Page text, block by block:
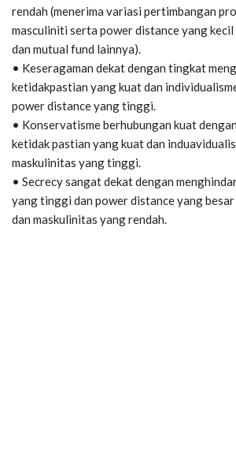
rendah (menerima variasi pertimbangan
masculiniti serta power distance yang kecil
dan mutual fund lainnya).
• Keseragaman dekat dengan tingkat
ketidakpastian yang kuat dan
power distance yang tinggi.
• Konservatisme berhubungan kuat
ketidak pastian yang kuat dan
maskulinitas yang tinggi.
• Secrecy sangat dekat dengan
yang tinggi dan power distance yang
dan maskulinitas yang rendah.